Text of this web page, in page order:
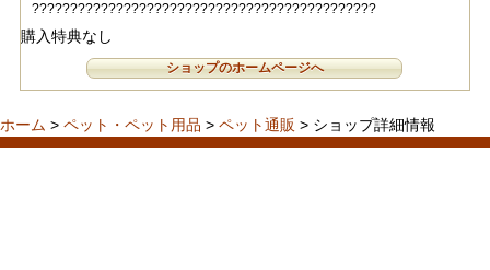
?????????????????????????????????????????????
購入特典なし
ショップのホームページへ
ホーム > ペット・ペット用品 > ペット通販 > ショップ詳細情報